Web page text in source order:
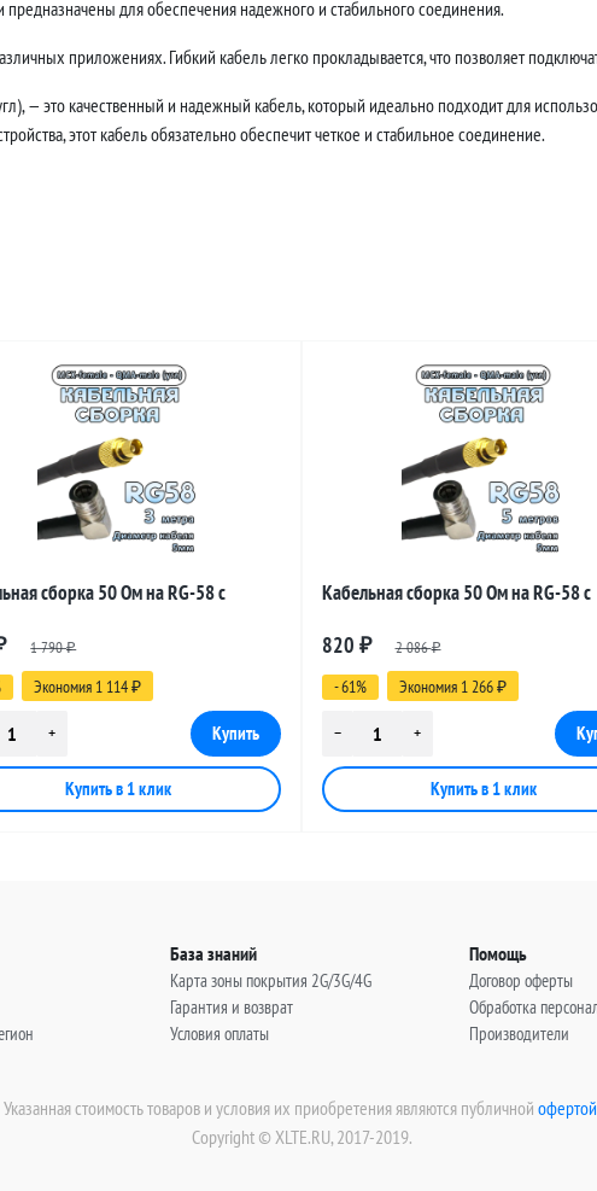
для обеспечения надежного и стабильного соединения.
приложениях. Гибкий кабель легко прокладывается, что позволяет
— это качественный и надежный кабель, который идеально подходит для
этот кабель обязательно обеспечит четкое и стабильное соединение.
сборка 50 Ом на RG-58 с
3 метра
1 790₽
Экономия 1 114₽
Кабельная сборка 50 Ом на RG-58 с
(угловой), 5 метров
820 ₽ 2 086₽
- 61% Экономия 1 266 ₽
База знаний
Карта зоны покрытия 2G/3G/4G
Гарантия и возврат
Условия оплаты
Помощь
Договор оферты
Обработка
Производители
Указанная стоимость товаров и условия их приобретения являются публичной офертой
Copyright © XLTE.RU, 2017-2019.